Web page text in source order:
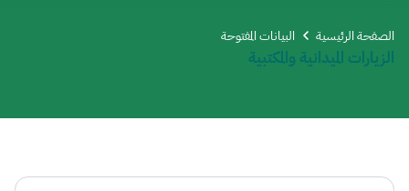
الصفحة الرئيسية ​البيانات المفتوحة
الزيارات الميدانية والمكتبية